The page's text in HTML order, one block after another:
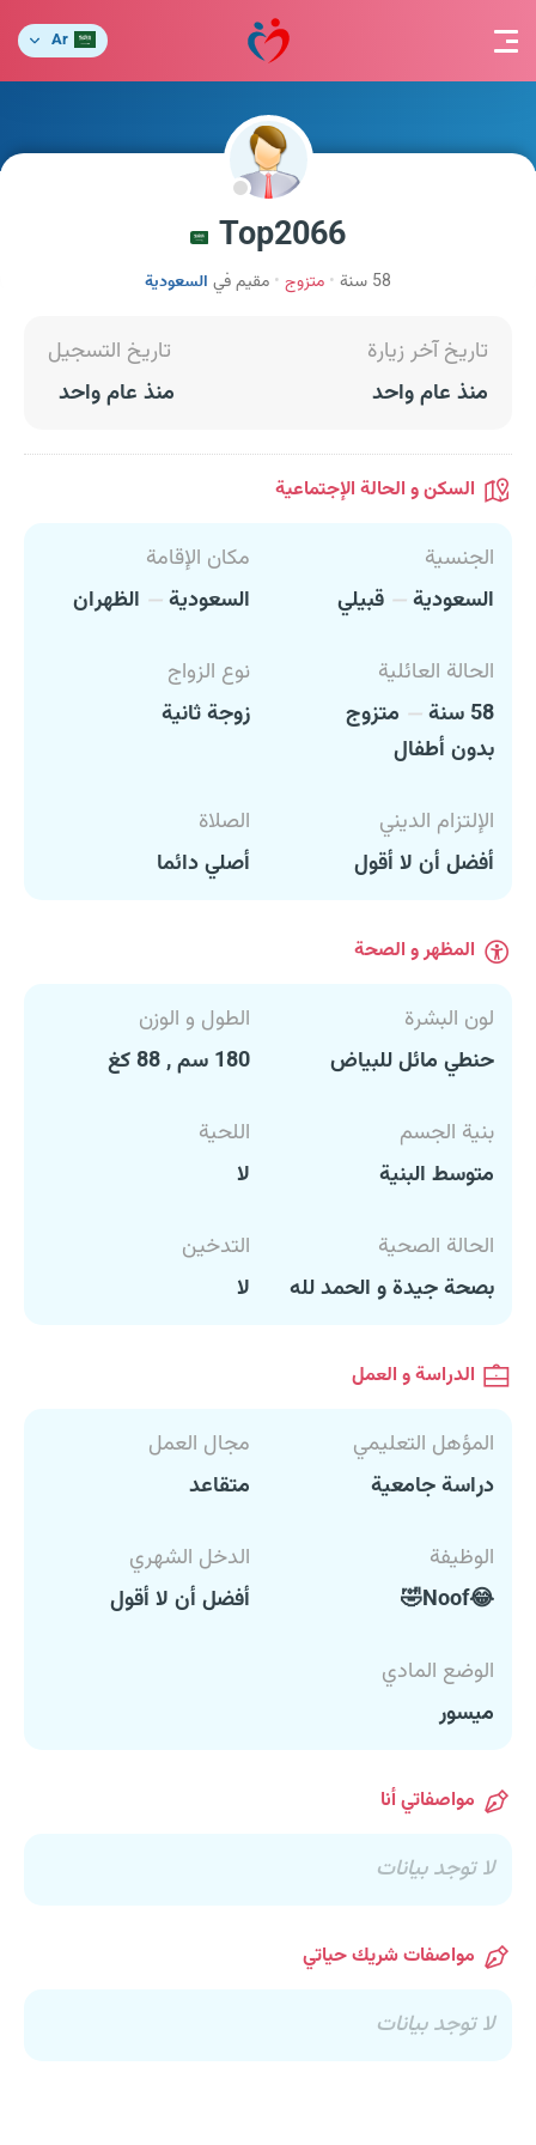
Ar
Top2066
58 سنة متزوج مقيم في السعودية
تاريخ آخر زيارة
منذ عام واحد
تاريخ التسجيل
منذ عام واحد
السكن و الحالة الإجتماعية
الجنسية
السعودية
قبيلي
مكان الإقامة
السعودية
الظهران
الحالة العائلية
58 سنة
متزوج
بدون أطفال
نوع الزواج
زوجة ثانية
الإلتزام الديني
أفضل أن لا أقول
الصلاة
أصلي دائما
المظهر و الصحة
لون البشرة
حنطي مائل للبياض
الطول و الوزن
180 سم , 88 كغ
بنية الجسم
متوسط البنية
اللحية
لا
الحالة الصحية
بصحة جيدة و الحمد لله
التدخين
لا
الدراسة و العمل
المؤهل التعليمي
دراسة جامعية
مجال العمل
متقاعد
الوظيفة
😂Noof🤣
الدخل الشهري
أفضل أن لا أقول
الوضع المادي
ميسور
مواصفاتي أنا
لا توجد بيانات
مواصفات شريك حياتي
لا توجد بيانات